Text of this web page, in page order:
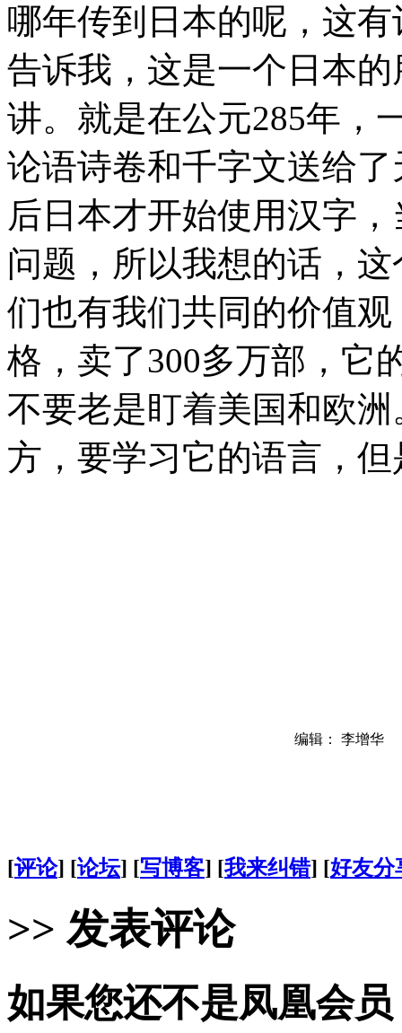
哪年传到日本的呢，这
告诉我，这是一个日本
讲。就是在公元285年，
论语诗卷和千字文送给
后日本才开始使用汉字
问题，所以我想的话，
们也有我们共同的价值
格，卖了300多万部，它
不要老是盯着美国和欧
方，要学习它的语言，
编辑： 李增华
[评论] [论坛] [写博客] [我来纠错] [好友分
>> 发表评论
如果您还不是凤凰会